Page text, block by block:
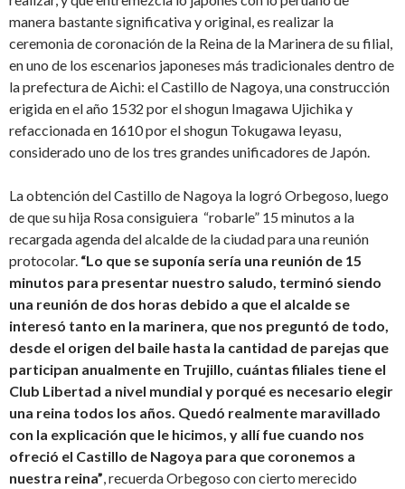
manera bastante significativa y original, es realizar la
ceremonia de coronación de la Reina de la Marinera de su filial,
en uno de los escenarios japoneses más tradicionales dentro de
la prefectura de Aichi: el Castillo de Nagoya, una construcción
erigida en el año 1532 por el shogun Imagawa Ujichika y
refaccionada en 1610 por el shogun Tokugawa Ieyasu,
considerado uno de los tres grandes unificadores de Japón.
La obtención del Castillo de Nagoya la logró Orbegoso, luego
de que su hija Rosa consiguiera “robarle” 15 minutos a la
recargada agenda del alcalde de la ciudad para una reunión
protocolar. “Lo que se suponía sería una reunión de 15
minutos para presentar nuestro saludo, terminó siendo
una reunión de dos horas debido a que el alcalde se
interesó tanto en la marinera, que nos preguntó de todo,
desde el origen del baile hasta la cantidad de parejas que
participan anualmente en Trujillo, cuántas filiales tiene el
Club Libertad a nivel mundial y porqué es necesario elegir
una reina todos los años. Quedó realmente maravillado
con la explicación que le hicimos, y allí fue cuando nos
ofreció el Castillo de Nagoya para que coronemos a
nuestra reina” , recuerda Orbegoso con cierto merecido